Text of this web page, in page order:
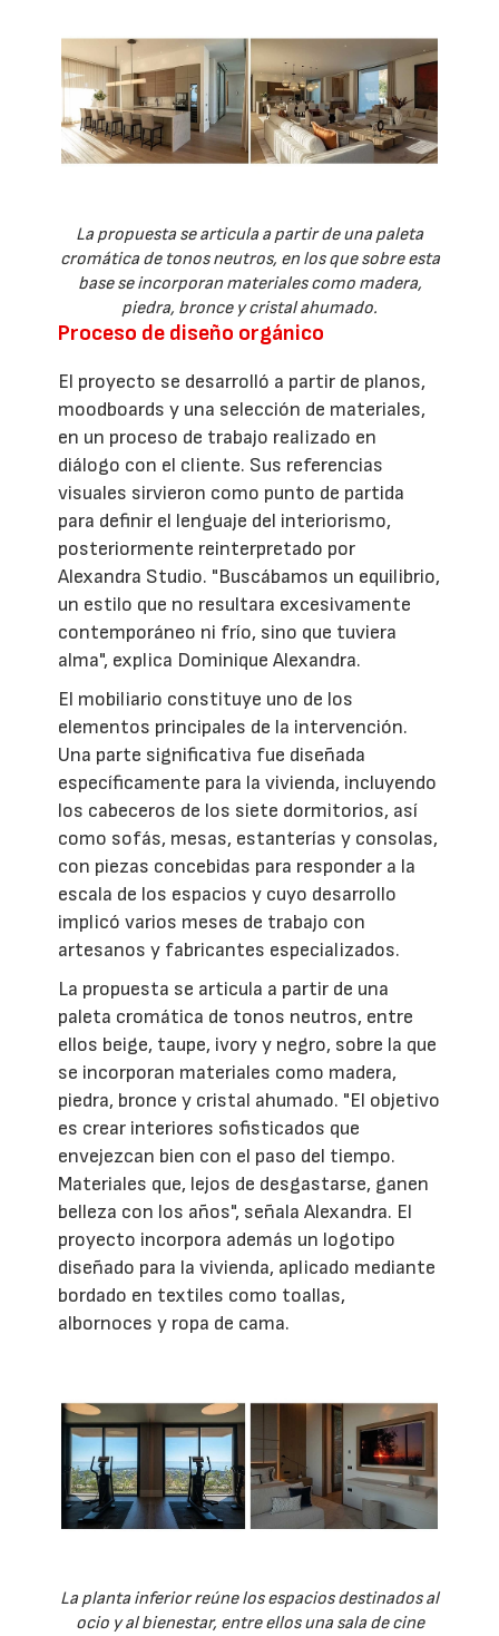
La propuesta se articula a partir de una paleta
cromática de tonos neutros, en los que sobre esta
base se incorporan materiales como madera,
piedra, bronce y cristal ahumado.
Proceso de diseño orgánico
El proyecto se desarrolló a partir de planos,
moodboards y una selección de materiales,
en un proceso de trabajo realizado en
diálogo con el cliente. Sus referencias
visuales sirvieron como punto de partida
para definir el lenguaje del interiorismo,
posteriormente reinterpretado por
Alexandra Studio. "Buscábamos un equilibrio,
un estilo que no resultara excesivamente
contemporáneo ni frío, sino que tuviera
alma", explica Dominique Alexandra.
El mobiliario constituye uno de los
elementos principales de la intervención.
Una parte significativa fue diseñada
específicamente para la vivienda, incluyendo
los cabeceros de los siete dormitorios, así
como sofás, mesas, estanterías y consolas,
con piezas concebidas para responder a la
escala de los espacios y cuyo desarrollo
implicó varios meses de trabajo con
artesanos y fabricantes especializados.
La propuesta se articula a partir de una
paleta cromática de tonos neutros, entre
ellos beige, taupe, ivory y negro, sobre la que
se incorporan materiales como madera,
piedra, bronce y cristal ahumado. "El objetivo
es crear interiores sofisticados que
envejezcan bien con el paso del tiempo.
Materiales que, lejos de desgastarse, ganen
belleza con los años", señala Alexandra. El
proyecto incorpora además un logotipo
diseñado para la vivienda, aplicado mediante
bordado en textiles como toallas,
albornoces y ropa de cama.
La planta inferior reúne los espacios destinados al
ocio y al bienestar, entre ellos una sala de cine